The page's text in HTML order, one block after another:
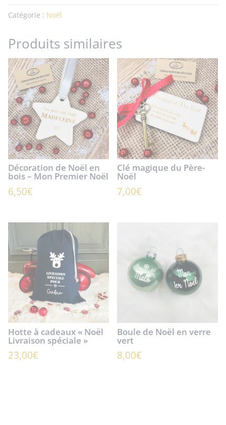
Catégorie : Noël
Produits similaires
Décoration de Noël en
bois – Mon Premier Noël
6,50€
Clé magique du Père-
Noël
7,00€
Hotte à cadeaux « Noël
Livraison spéciale »
23,00€
Boule de Noël en verre
vert
8,00€